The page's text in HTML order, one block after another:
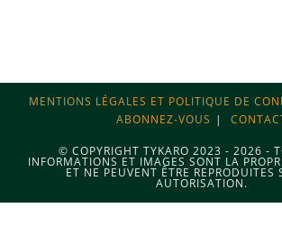
MENTIONS LÉGALES ET POLITIQUE DE
ABONNEZ-VOUS
© COPYRIGHT TYKARO 2023 - 2026 -
INFORMATIONS ET IMAGES SONT LA
ET NE PEUVENT ÊTRE REPRODUITES
AUTORISATION.